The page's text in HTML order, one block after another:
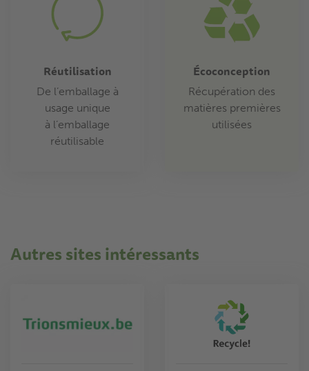
Réutilisation
De l’emballage à
usage unique
à l’emballage
réutilisable
Écoconception
Récupération des
matières premières
utilisées
Autres sites intéressants